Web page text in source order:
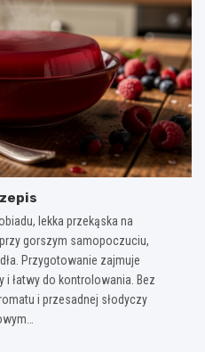
lekka przekąska na
gorszym samopoczuciu,
Przygotowanie zajmuje
i łatwy do kontrolowania. Bez
i przesadnej słodyczy